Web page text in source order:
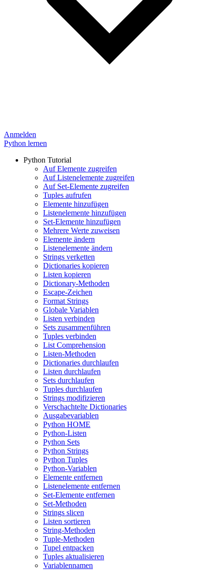
Anmelden
Python lernen
Python Tutorial
Auf Elemente zugreifen
Auf Listenelemente zugreifen
Auf Set-Elemente zugreifen
Tuples aufrufen
Elemente hinzufügen
Listenelemente hinzufügen
Set-Elemente hinzufügen
Mehrere Werte zuweisen
Elemente ändern
Listenelemente ändern
Strings verketten
Dictionaries kopieren
Listen kopieren
Dictionary-Methoden
Escape-Zeichen
Format Strings
Globale Variablen
Listen verbinden
Sets zusammenführen
Tuples verbinden
List Comprehension
Listen-Methoden
Dictionaries durchlaufen
Listen durchlaufen
Sets durchlaufen
Tuples durchlaufen
Strings modifizieren
Verschachtelte Dictionaries
Ausgabevariablen
Python HOME
Python-Listen
Python Sets
Python Strings
Python Tuples
Python-Variablen
Elemente entfernen
Listenelemente entfernen
Set-Elemente entfernen
Set-Methoden
Strings slicen
Listen sortieren
String-Methoden
Tuple-Methoden
Tupel entpacken
Tuples aktualisieren
Variablennamen